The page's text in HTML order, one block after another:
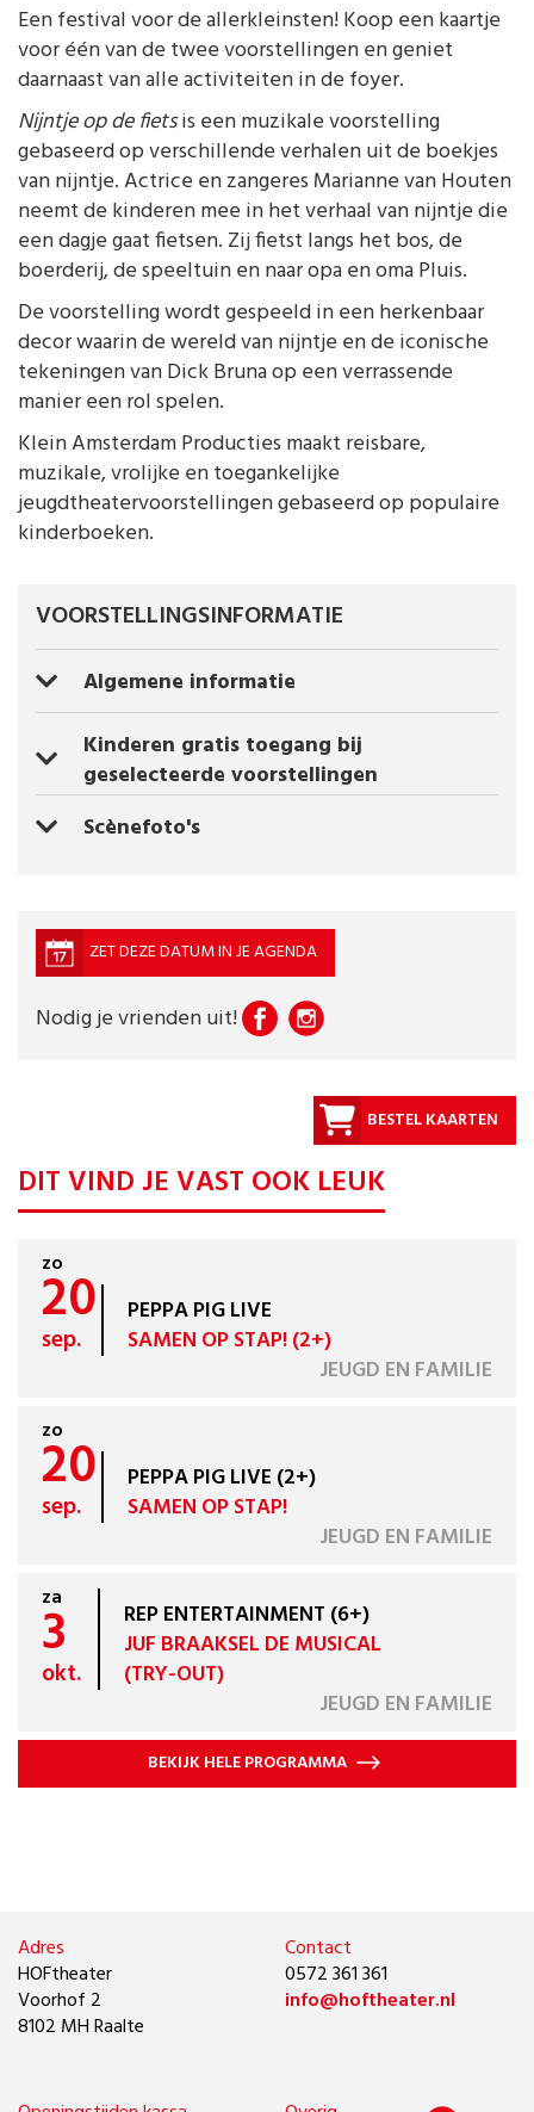
Een festival voor de allerkleinsten! Koop een kaartje
voor één van de twee voorstellingen en geniet
daarnaast van alle activiteiten in de foyer.
Nijntje op de fietsis een muzikale voorstelling
gebaseerd op verschillende verhalen uit de boekjes
van nijntje. Actrice en zangeres Marianne van Houten
neemt de kinderen mee in het verhaal van nijntje die
een dagje gaat fietsen. Zij fietst langs het bos, de
boerderij, de speeltuin en naar opa en oma Pluis.
De voorstelling wordt gespeeld in een herkenbaar
decor waarin de wereld van nijntje en de iconische
tekeningen van Dick Bruna op een verrassende
manier een rol spelen.
Klein Amsterdam Producties maakt reisbare,
muzikale, vrolijke en toegankelijke
jeugdtheatervoorstellingen gebaseerd op populaire
kinderboeken.
VOORSTELLINGSINFORMATIE
Algemene informatie
Kinderen gratis toegang bij
geselecteerde voorstellingen
Scènefoto's
ZET DEZE DATUM IN JE AGENDA
Nodig je vrienden uit!
BESTEL KAARTEN
DIT VIND JE VAST OOK LEUK
zo
20
sep.
PEPPA PIG LIVE
SAMEN OP STAP! (2+)
JEUGD EN FAMILIE
zo
20
sep.
PEPPA PIG LIVE (2+)
SAMEN OP STAP!
JEUGD EN FAMILIE
za
3
okt.
REP ENTERTAINMENT (6+)
JUF BRAAKSEL DE MUSICAL
(TRY-OUT)
JEUGD EN FAMILIE
BEKIJK HELE PROGRAMMA
Adres
HOFtheater
Voorhof 2
8102 MH Raalte
Contact
0572 361 361
info@hoftheater.nl